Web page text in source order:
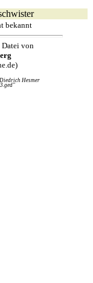
bekannt
von
Hesmer